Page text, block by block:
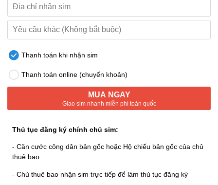
Thanh toán khi nhận sim
Thanh toán online (chuyển khoản)
MUA NGAY
Giao sim nhanh miễn phí toàn quốc
Thủ tục đăng ký chính chủ sim:
- Căn cước công dân bản gốc hoặc Hộ chiếu bản gốc của chủ
thuê bao
- Chủ thuê bao nhận sim trực tiếp để làm thủ tục đăng ký